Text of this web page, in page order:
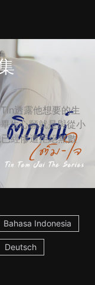
透露他想要的生
生心願就是與從小
經慘遭拒絕無數
Bahasa Indonesia
Deutsch